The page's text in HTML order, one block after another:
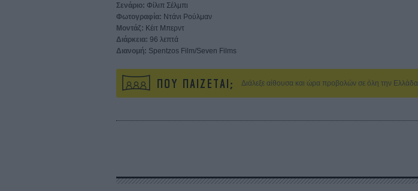
Σενάριο: Φίλιπ Σέλμπι
Φωτογραφία: Ντάνι Ρούλμαν
Μοντάζ: Κέιτ Μπερντ
Διάρκεια: 96 λεπτά
Διανομή: Spentzos Film/Seven Films
ΠΟΥ ΠΑΙΖΕΤΑΙ; Διάλεξε αίθουσα και ώρα προβολών σε όλη την Ελλάδα